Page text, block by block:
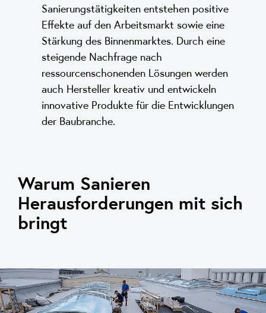
Sanierungstätigkeiten entstehen positive
Effekte auf den Arbeitsmarkt sowie eine
Stärkung des Binnenmarktes. Durch eine
steigende Nachfrage nach
ressourcenschonenden Lösungen werden
auch Hersteller kreativ und entwickeln
innovative Produkte für die Entwicklungen
der Baubranche.
Warum Sanieren
Herausforderungen mit sich
bringt